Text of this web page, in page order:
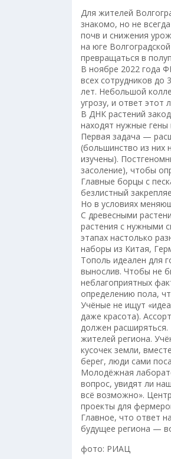
Для жителей
знакомо, но не
почв и снижения
на юге
превращаться в
В ноябре 2022 года
всех сотрудников до
лет. Небольшой
угрозу, и ответ этот
В ДНК растений
находят нужные гены
Первая задача —
(большинство из них
изучены).
засоление), чтобы
Главные борцы с
безлистный
Но в условиях
С древесными
растения с нужными
этапах настолько
наборы из Китая,
Тополь идеален для
вынослив. Чтобы не
неблагоприятных
определению пола,
Учёные не ищут
даже красота).
должен расширяться.
жителей региона.
кусочек земли,
берег, люди сами
Молодёжная
вопрос, увидят ли
всё возможно».
проекты для
Главное, что ответ
будущее региона —
фото: РИАЦ